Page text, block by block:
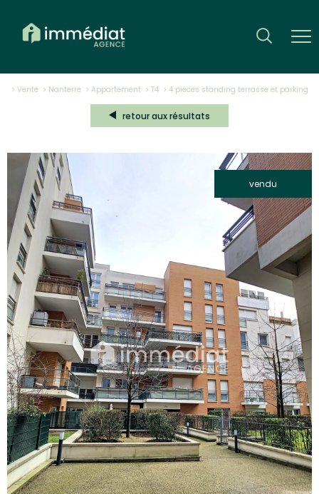
Vente Nanterre Appartement T4 4 pieces standing terrasse et parking
retour aux résultats
vendu